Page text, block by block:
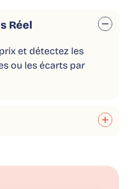
Réel
et détectez les
ou les écarts par